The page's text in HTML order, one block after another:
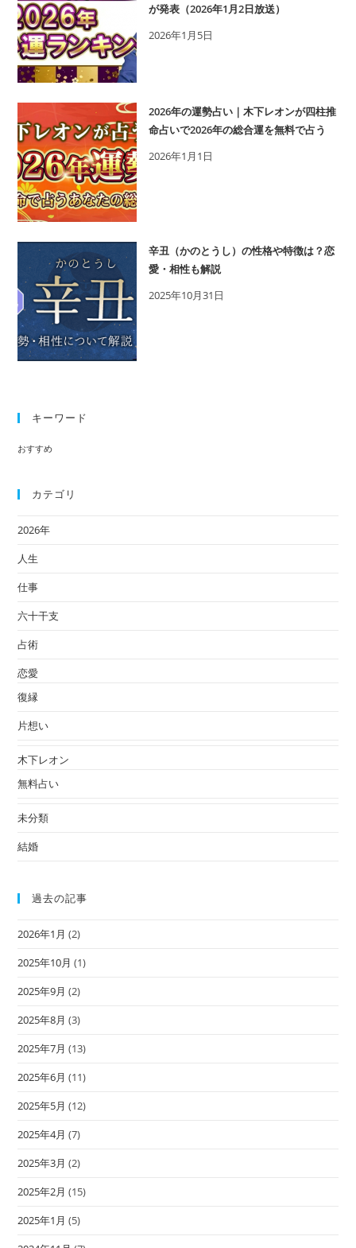
が発表（2026年1月2日放送）
2026年1月5日
2026年の運勢占い｜木下レオンが四柱推
命占いで2026年の総合運を無料で占う
2026年1月1日
辛丑（かのとうし）の性格や特徴は？恋
愛・相性も解説
2025年10月31日
キーワード
おすすめ
カテゴリ
2026年
人生
仕事
六十干支
占術
恋愛
復縁
片想い
木下レオン
無料占い
未分類
結婚
過去の記事
2026年1月 (2)
2025年10月 (1)
2025年9月 (2)
2025年8月 (3)
2025年7月 (13)
2025年6月 (11)
2025年5月 (12)
2025年4月 (7)
2025年3月 (2)
2025年2月 (15)
2025年1月 (5)